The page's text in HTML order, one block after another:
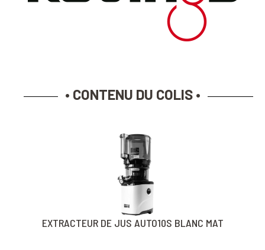
• CONTENU DU COLIS •
EXTRACTEUR DE JUS AUTO10S BLANC MAT